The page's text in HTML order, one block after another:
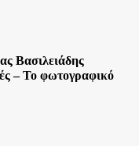
Βασιλειάδης
– Το φωτογραφικό